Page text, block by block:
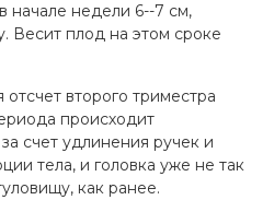
начале недели 6--7 см,
Весит плод на этом сроке
второго триместра
происходит
счет удлинения ручек и
тела, и головка уже не так
как ранее.